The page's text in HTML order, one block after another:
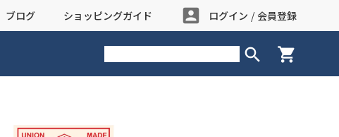
ブログ ショッピングガイド account_box ログイン / 会員登録
search shopping_cart